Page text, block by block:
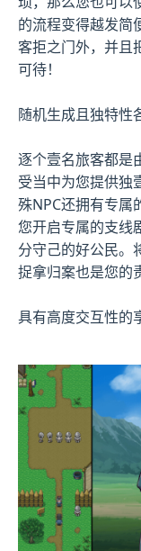
的流程变得越发简
客拒之门外，并且
可待！
随机生成且独特性
逐个壹名旅客都是
受当中为您提供独
殊NPC还拥有专属
您开启专属的支线
分守己的好公民。
捉拿归案也是您的
具有高度交互性的